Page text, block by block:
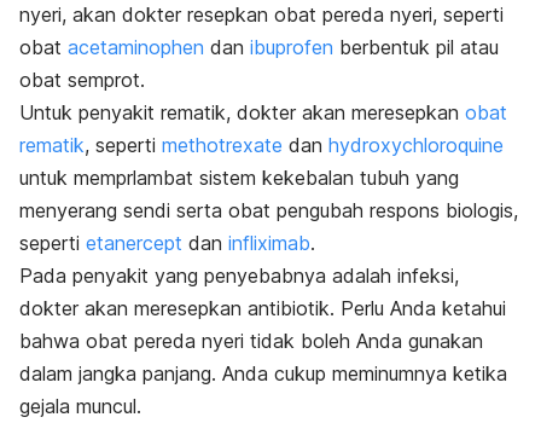
nyeri, akan dokter resepkan obat pereda nyeri, seperti
obat acetaminophen dan ibuprofen berbentuk pil atau
obat semprot.
Untuk penyakit rematik, dokter akan meresepkan obat
rematik, seperti methotrexate dan hydroxychloroquine
untuk memprlambat sistem kekebalan tubuh yang
menyerang sendi serta obat pengubah respons biologis,
seperti etanercept dan infliximab.
Pada penyakit yang penyebabnya adalah infeksi,
dokter akan meresepkan antibiotik. Perlu Anda ketahui
bahwa obat pereda nyeri tidak boleh Anda gunakan
dalam jangka panjang. Anda cukup meminumnya ketika
gejala muncul.